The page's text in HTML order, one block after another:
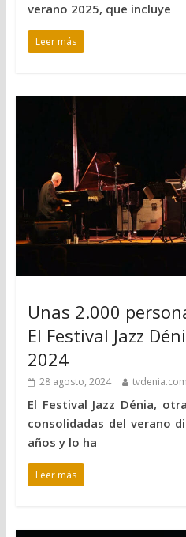
verano 2025, que incluye
Leer más
Unas 2.000
El Festival Jazz
2024
28 agosto, 2024 tvdenia.com
El Festival Jazz Dénia,
consolidadas del verano
años y lo ha
Leer más